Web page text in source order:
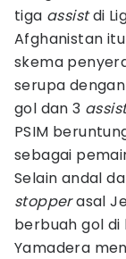
tiga assistdi
Afghanistan
skema
serupa
gol dan 3
PSIM
sebagai
Selain andal
stopperasal
berbuah gol di
Yamadera